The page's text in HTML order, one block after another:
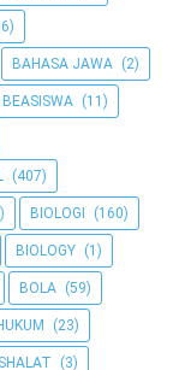
BAHASA JAWA (2)
BEASISWA (11)
(407)
BIOLOGI (160)
BIOLOGY (1)
BOLA (59)
(23)
(3)